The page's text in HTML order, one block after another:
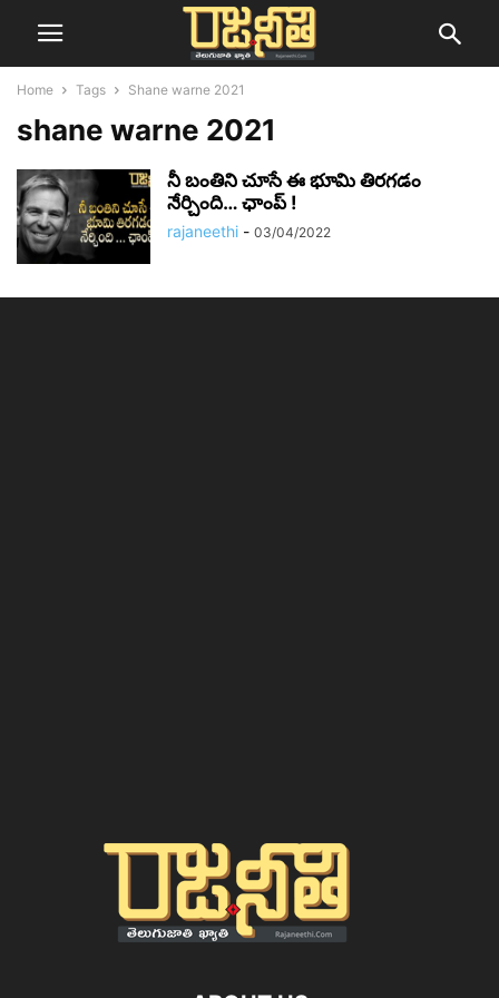
Home Tags Shane warne 2021
shane warne 2021
నీ బంతిని చూసే ఈ భూమి తిరగడం
నేర్చింది… ఛాంప్ !
rajaneethi - 03/04/2022